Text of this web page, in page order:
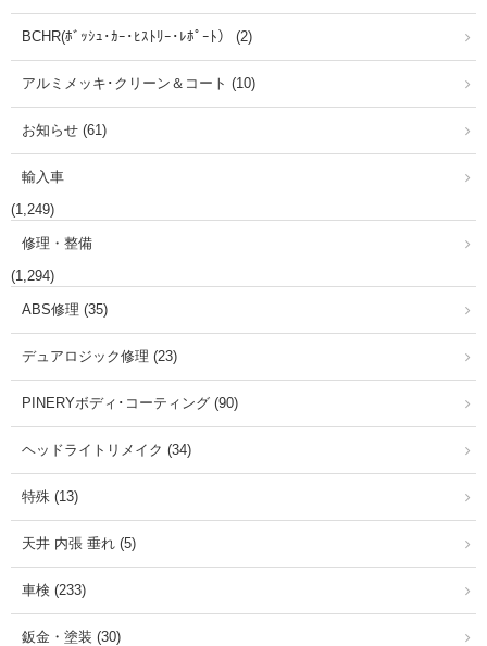
BCHR(ﾎﾞｯｼｭ･ｶｰ･ﾋｽﾄﾘｰ･ﾚﾎﾟｰﾄ） (2)
アルミメッキ･クリーン＆コート (10)
お知らせ (61)
輸入車
(1,249)
修理・整備
(1,294)
ABS修理 (35)
デュアロジック修理 (23)
PINERYボディ･コーティング (90)
ヘッドライトリメイク (34)
特殊 (13)
天井 内張 垂れ (5)
車検 (233)
鈑金・塗装 (30)